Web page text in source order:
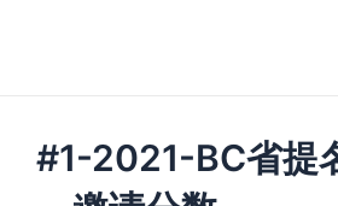
#1-2021-BC省提